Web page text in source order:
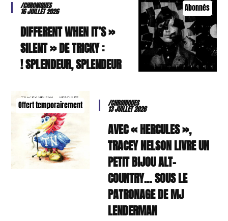
Abonnés
/CHRONIQUES
16 JUILLET 2026
« DIFFERENT WHEN IT’S
SILENT » DE TRICKY :
SPLENDEUR, SPLENDEUR !
Offert temporairement /CHRONIQUES
13 JUILLET 2026
AVEC « HERCULES »,
TRACEY NELSON LIVRE UN
PETIT BIJOU ALT-
COUNTRY… SOUS LE
PATRONAGE DE MJ
LENDERMAN